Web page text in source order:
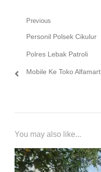
Navigasi
pos
Previous
Previous
post:
Personil Polsek Cikulur
Polres Lebak Patroli
Mobile Ke Toko Alfamart
You may also like...